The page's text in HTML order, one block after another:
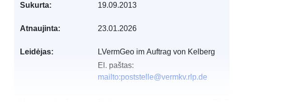
Sukurta: 19.09.2013
Atnaujinta: 23.01.2026
Leidėjas:
LVermGeo im Auftrag von Kelberg
El. paštas:
mailto:poststelle@vermkv.rlp.de